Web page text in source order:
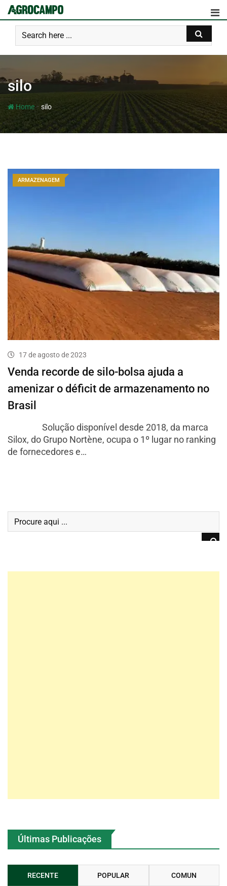
silo
Home- silo
ARMAZENAGEM
17 de agosto de 2023
Venda recorde de silo-bolsa ajuda a
amenizar o déficit de armazenamento no
Brasil
Solução disponível desde 2018, da marca
Silox, do Grupo Nortène, ocupa o 1º lugar no ranking
de fornecedores e…
Últimas Publicações
RECENTE POPULAR COMUN